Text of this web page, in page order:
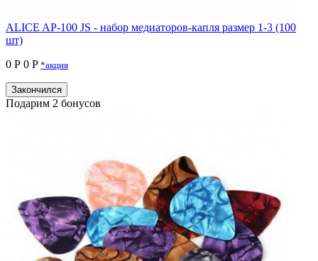
ALICE AP-100 JS - набор медиаторов-капля размер 1-3 (100
шт)
0 Р 0 P *акция
Закончился
Подарим 2 бонусов